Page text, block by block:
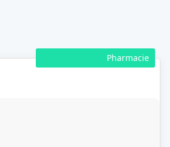
Pharmacie